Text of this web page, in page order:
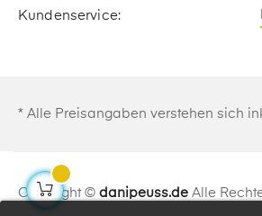
Kundenservice:
* Alle Preisangaben verstehen sich
Copyright © danipeuss.de Alle